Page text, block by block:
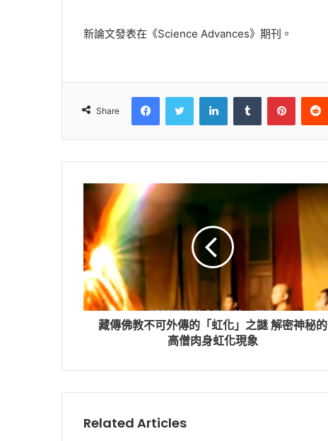
新論文發表在《Science Advances》期刊。
Share
藏傳佛教不可外傳的「虹化」之謎 解密神秘的
高僧肉身虹化現象
Related Articles